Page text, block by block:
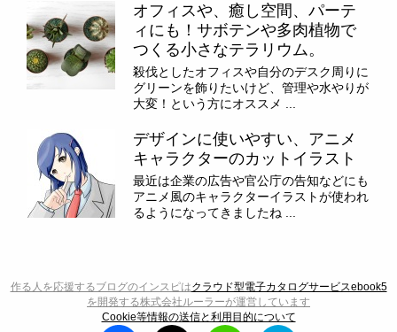
オフィスや、癒し空間、パーテ
ィにも！サボテンや多肉植物で
つくる小さなテラリウム。
殺伐としたオフィスや自分のデスク周りに
グリーンを飾りたいけど、管理や水やりが
大変！という方にオススメ ...
デザインに使いやすい、アニメ
キャラクターのカットイラスト
最近は企業の広告や官公庁の告知などにも
アニメ風のキャラクターイラストが使われ
るようになってきましたね ...
作る人を応援するブログのインスピはクラウド型電子カタログサービスebook5
を開発する株式会社ルーラーが運営しています
Cookie等情報の送信と利用目的について